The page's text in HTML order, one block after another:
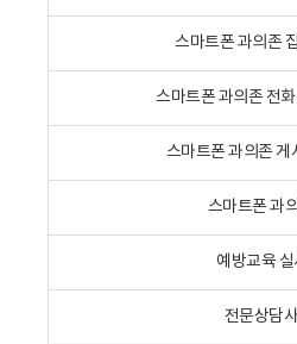
스마트폰 과의존
스마트폰 과의존 전
스마트폰 과의존 게
스마트폰 과
예방교육
전문상담